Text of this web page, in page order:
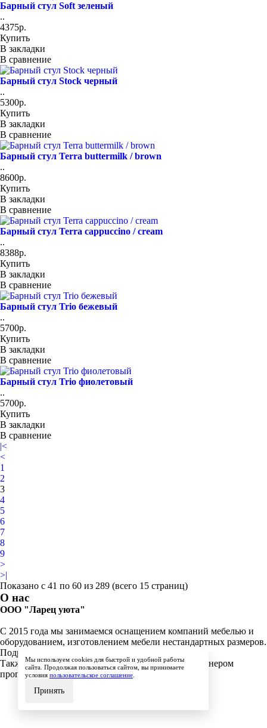
Барный стул Soft зеленый
..
4375р.
Купить
В закладки
В сравнение
Барный стул Stock черный
..
5300р.
Купить
В закладки
В сравнение
Барный стул Terra buttermilk / brown
..
8600р.
Купить
В закладки
В сравнение
Барный стул Terra cappuccino / cream
..
8388р.
Купить
В закладки
В сравнение
Барный стул Trio бежевый
..
5700р.
Купить
В закладки
В сравнение
Барный стул Trio фиолетовый
..
5700р.
Купить
В закладки
В сравнение
|<
<
1
2
3
4
5
6
7
8
9
>
>|
Показано с 41 по 60 из 289 (всего 15 страниц)
О нас
ООО "Ларец уюта"
С 2015 года мы занимаемся оснащением компаний мебелью и
оборудованием, изготовлением мебели нестандартных размеров.
Подробнее о нас здесь
Также с 2019 года мы являемся официальным партнером
программы "Я-предприниматель".
Мы используем cookies для быстрой и удобной работы
сайта. Продолжая пользоваться сайтом, вы принимаете
условия пользовательское соглашение
Принять